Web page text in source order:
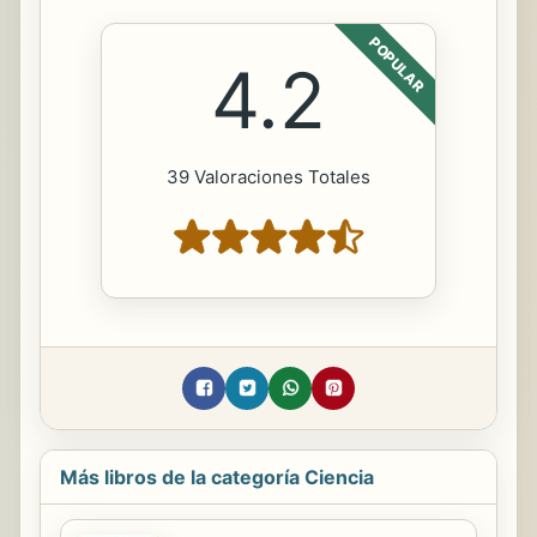
POPULAR
4.2
39 Valoraciones Totales
Más libros de la categoría Ciencia